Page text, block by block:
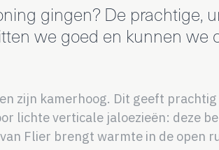
gingen? De prachtige,
we goed en kunnen we
zijn kamerhoog. Dit geeft
lichte verticale jaloezieën: deze
Flier brengt warmte in de open